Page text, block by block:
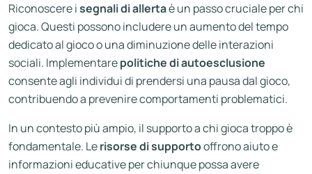
Riconoscere isegnali di allertaè un passo cruciale per chi
gioca. Questi possono includere un aumento del tempo
dedicato al gioco o una diminuzione delle interazioni
sociali. Implementarepolitiche di autoesclusione
consente agli individui di prendersi una pausa dal gioco,
contribuendo a prevenire comportamenti problematici.
In un contesto più ampio, il supporto a chi gioca troppo è
fondamentale. Lerisorse di supportooffrono aiuto e
informazioni educative per chiunque possa avere